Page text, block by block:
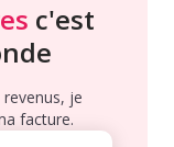
c'est
je
facture.